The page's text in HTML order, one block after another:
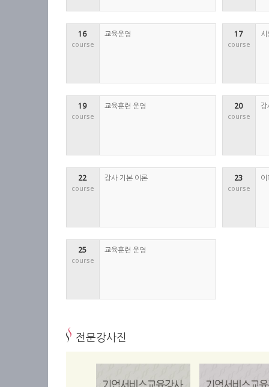
16
course
교육운영 17
course
19
course
교육훈련 운영 20
course
강
22
course
강사 기본 이론 23
course
25
course
교육훈련 운영
전문강사진